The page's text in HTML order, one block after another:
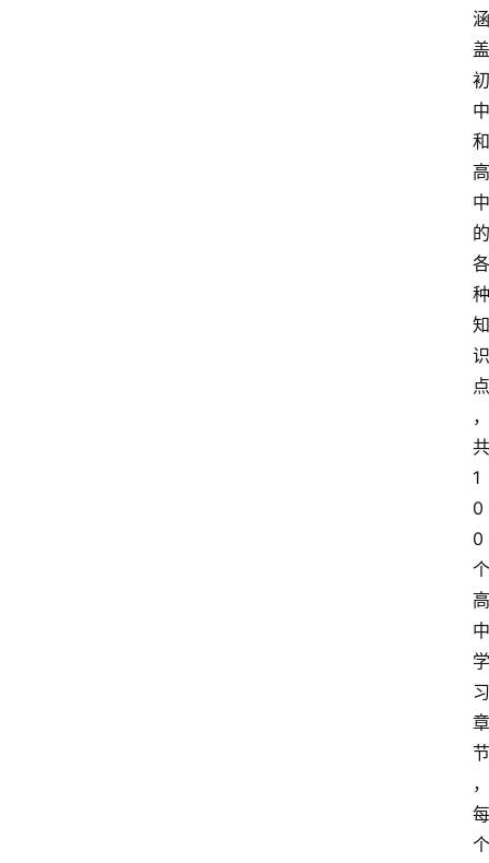
涵
盖
初
中
和
高
中
的
各
种
知
识
点
，
共
1
0
0
个
高
中
学
习
章
节
，
每
个